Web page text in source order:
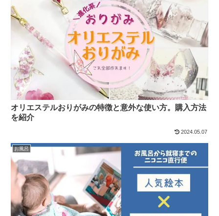
オリエステルおりがみの特徴と意外な使い方。購入方法
を紹介
2024.05.07
お風呂